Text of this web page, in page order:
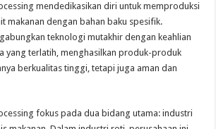
mendedikasikan diri untuk memproduksi
makanan dengan bahan baku spesifik.
teknologi mutakhir dengan keahlian
yang terlatih, menghasilkan produk-produk
berkualitas tinggi, tetapi juga aman dan
fokus pada dua bidang utama: industri